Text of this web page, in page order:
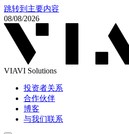
跳转到主要内容
08/08/2026
VIAVI Solutions
投资者关系
合作伙伴
博客
与我们联系